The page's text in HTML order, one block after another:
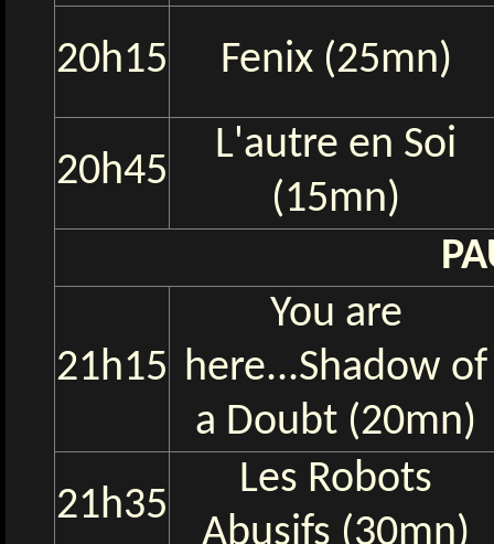
20h15
Fenix (25mn)
20h45
L'autre en Soi
(15mn)
21h15
You are
here...Shadow of
a Doubt (20mn)
21h35
Les Robots
Abusifs (30mn)